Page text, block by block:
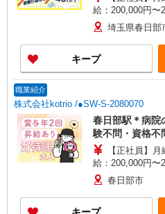
給：200,000円〜
30,000円 ・役職
善手当：20,000
により変動） ・
間） ※固定残業
手当として別途
歓迎 ・認知症介
者研修 ・介護福
埼玉県春日部
キープ
職業紹介
株式会社kotrio /●SW-S-2080070
春日部駅＊病院
験不問・資格
【正社員】
給：200,000円〜
30,000円 ・役職
善手当：20,000
により変動） ・
春日部市